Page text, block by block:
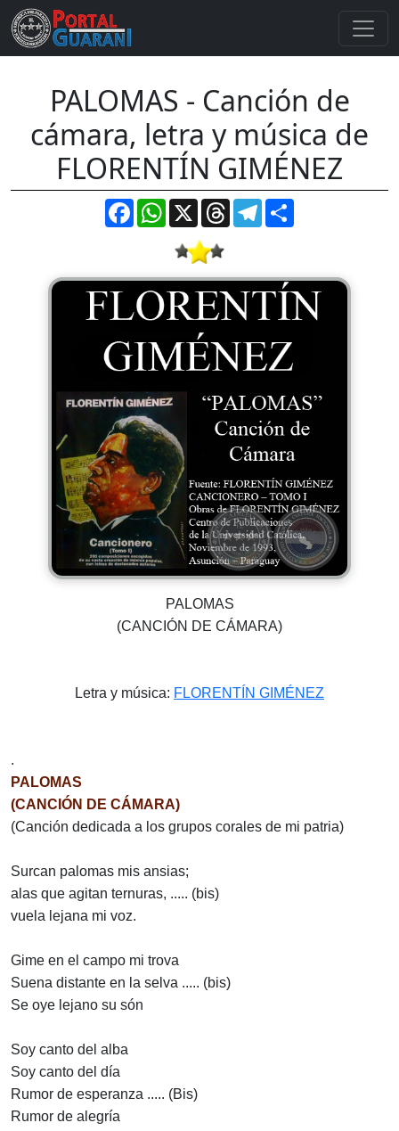
PALOMAS - Canción de
cámara, letra y música de
FLORENTÍN GIMÉNEZ
FacebookWhatsApp
X ThreadsTelegram
PALOMAS
(CANCIÓN DE CÁMARA)
Letra y música: FLORENTÍN GIMÉNEZ
.
PALOMAS
(CANCIÓN DE CÁMARA)
(Canción dedicada a los grupos corales de mi patria)
Surcan palomas mis ansias;
alas que agitan ternuras, ..... (bis)
vuela lejana mi voz.
Gime en el campo mi trova
Suena distante en la selva ..... (bis)
Se oye lejano su són
Soy canto del alba
Soy canto del día
Rumor de esperanza ..... (Bis)
Rumor de alegría